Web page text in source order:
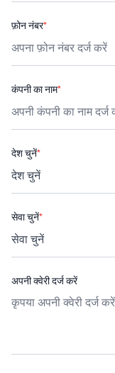
फ़ोन नंबर*
कंपनी का नाम*
देश चुनें*
सेवा चुनें*
अपनी क्वेरी दर्ज करें